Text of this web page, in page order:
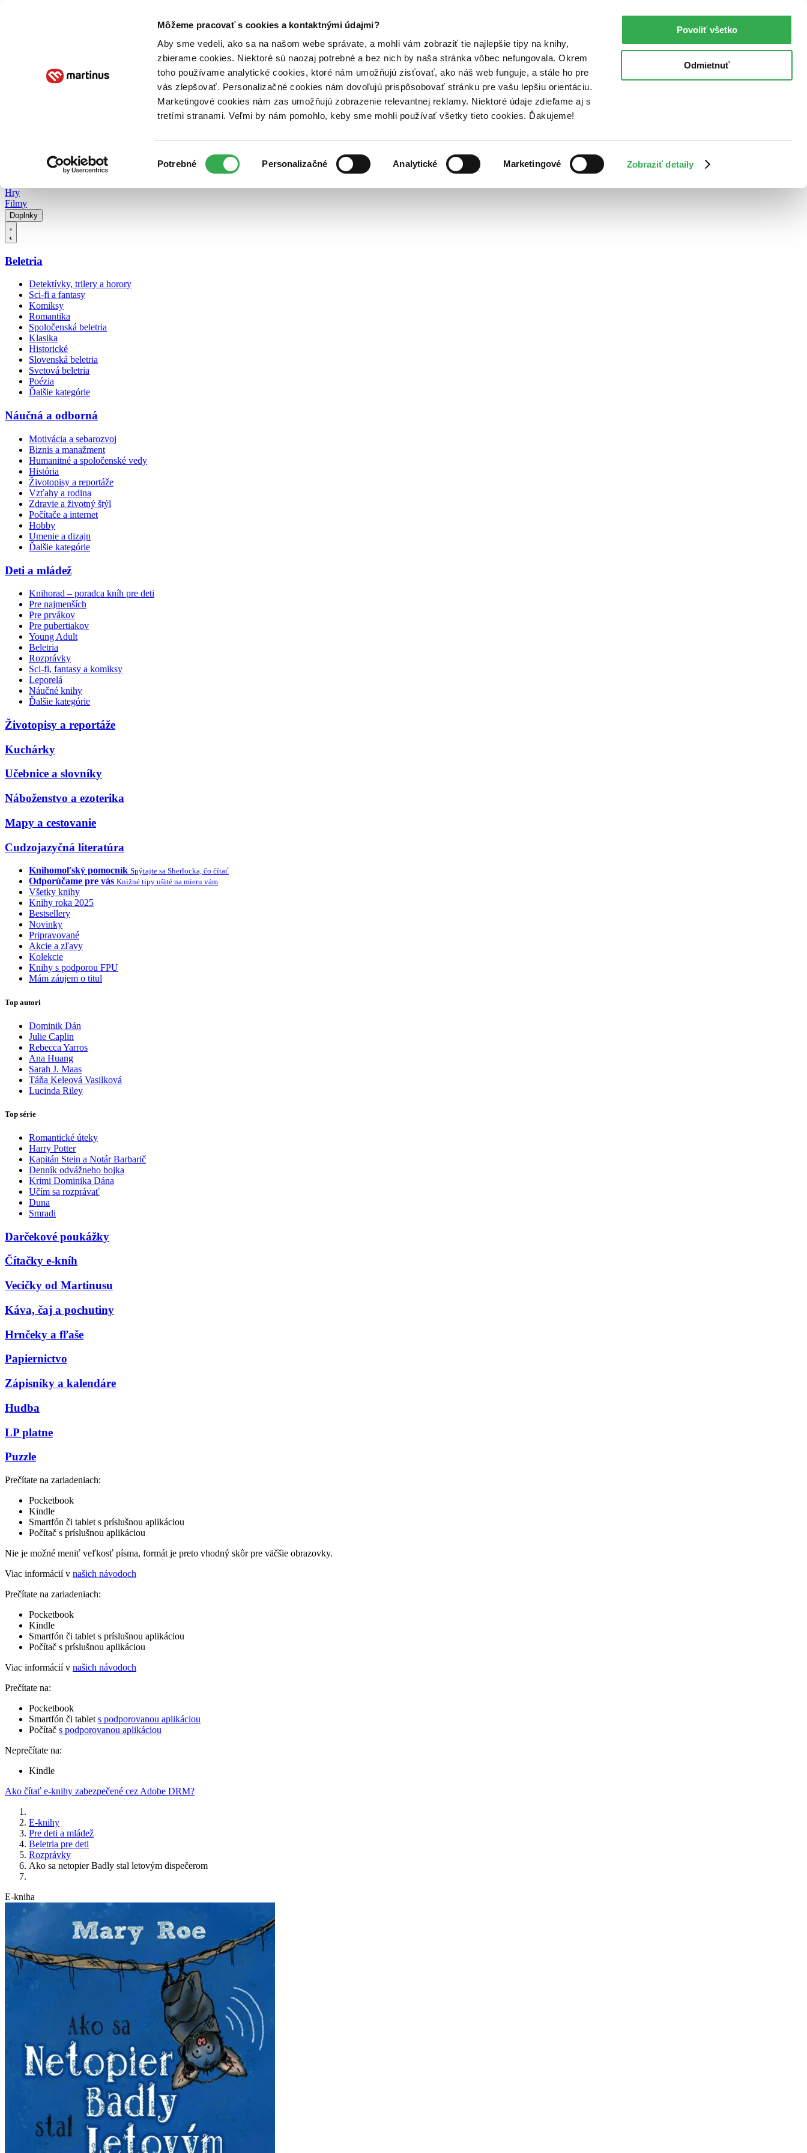
Môžeme pracovať s cookies a kontaktnými údajmi?
Aby sme vedeli, ako sa na našom webe správate, a mohli vám zobraziť tie najlepšie tipy na knihy,
zbierame cookies. Niektoré sú naozaj potrebné a bez nich by naša stránka vôbec nefungovala. Okrem
toho používame analytické cookies, ktoré nám umožňujú zisťovať, ako náš web funguje, a stále ho pre
vás zlepšovať. Personalizačné cookies nám dovoľujú prispôsobovať stránku pre vašu lepšiu orientáciu.
Marketingové cookies nám zas umožňujú zobrazenie relevantnej reklamy. Niektoré údaje zdieľame aj s
tretími stranami. Veľmi by nám pomohlo, keby sme mohli používať všetky tieto cookies. Ďakujeme!
súhlasu
Potrebné Personalizačné Analytické Marketingové Zobraziť detaily
Povoliť všetko
Odmietnuť
Poukážky Kontakt
Hry
Filmy
Doplnky
Beletria
Detektívky, trilery a horory
Sci-fi a fantasy
Komiksy
Romantika
Spoločenská beletria
Klasika
Historické
Slovenská beletria
Svetová beletria
Poézia
Ďalšie kategórie
Náučná a odborná
Motivácia a sebarozvoj
Biznis a manažment
Humanitné a spoločenské vedy
História
Životopisy a reportáže
Vzťahy a rodina
Zdravie a životný štýl
Počítače a internet
Hobby
Umenie a dizajn
Ďalšie kategórie
Deti a mládež
Knihorad – poradca kníh pre deti
Pre najmenších
Pre prvákov
Pre pubertiakov
Young Adult
Beletria
Rozprávky
Sci-fi, fantasy a komiksy
Leporelá
Náučné knihy
Ďalšie kategórie
Životopisy a reportáže
Kuchárky
Učebnice a slovníky
Náboženstvo a ezoterika
Mapy a cestovanie
Cudzojazyčná literatúra
Knihomoľský pomocník Spýtajte sa Sherlocka, čo čítať
Odporúčame pre vás Knižné tipy ušité na mieru vám
Všetky knihy
Knihy roka 2025
Bestsellery
Novinky
Pripravované
Akcie a zľavy
Kolekcie
Knihy s podporou FPU
Mám záujem o titul
Top autori
Dominik Dán
Julie Caplin
Rebecca Yarros
Ana Huang
Sarah J. Maas
Táňa Keleová Vasilková
Lucinda Riley
Top série
Romantické úteky
Harry Potter
Kapitán Stein a Notár Barbarič
Denník odvážneho bojka
Krimi Dominika Dána
Učím sa rozprávať
Duna
Smradi
Darčekové poukážky
Čítačky e-kníh
Vecičky od Martinusu
Káva, čaj a pochutiny
Hrnčeky a fľaše
Papiernictvo
Zápisníky a kalendáre
Hudba
LP platne
Puzzle
Prečítate na zariadeniach:
Pocketbook
Kindle
Smartfón či tablet s príslušnou aplikáciou
Počítač s príslušnou aplikáciou
Nie je možné meniť veľkosť písma, formát je preto vhodný skôr pre väčšie obrazovky.
Viac informácií v našich návodoch
Prečítate na zariadeniach:
Pocketbook
Kindle
Smartfón či tablet s príslušnou aplikáciou
Počítač s príslušnou aplikáciou
Viac informácií v našich návodoch
Prečítate na:
Pocketbook
Smartfón či tablet s podporovanou aplikáciou
Počítač s podporovanou aplikáciou
Neprečítate na:
Kindle
Ako čítať e-knihy zabezpečené cez Adobe DRM?
E-knihy
Pre deti a mládež
Beletria pre deti
Rozprávky
Ako sa netopier Badly stal letovým dispečerom
E-kniha